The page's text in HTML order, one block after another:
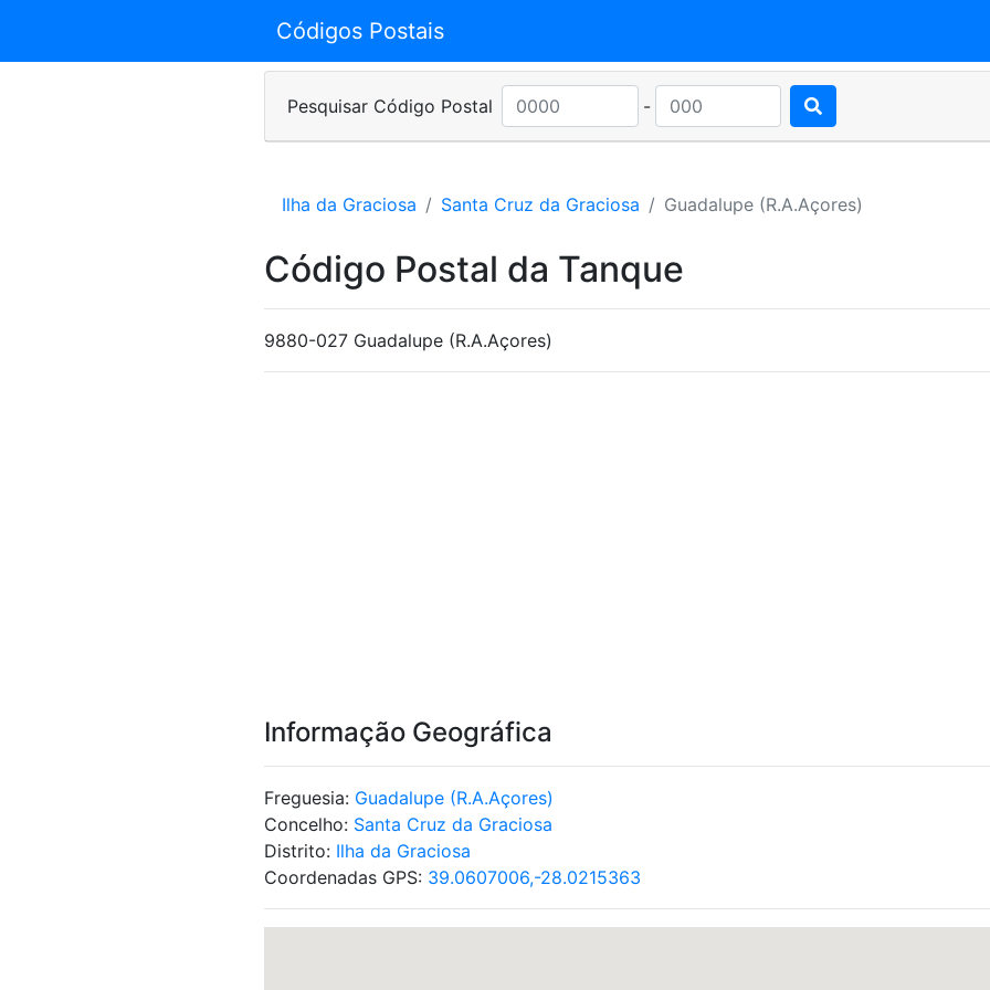
Códigos Postais
Pesquisar Código Postal -
Ilha da Graciosa Santa Cruz da Graciosa Guadalupe (R.A.Açores)
Código Postal da Tanque
9880-027 Guadalupe (R.A.Açores)
Informação Geográfica
Freguesia: Guadalupe (R.A.Açores)
Concelho: Santa Cruz da Graciosa
Distrito: Ilha da Graciosa
Coordenadas GPS: 39.0607006,-28.0215363